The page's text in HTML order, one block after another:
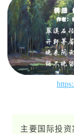
主要国际投资